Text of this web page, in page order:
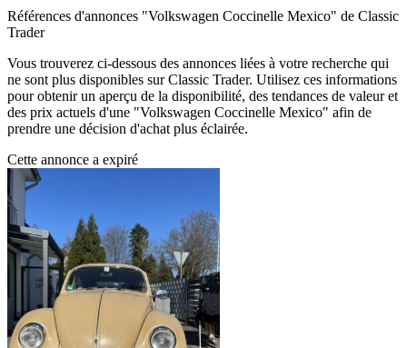
Références d'annonces "Volkswagen Coccinelle Mexico" de Classic
Trader
Vous trouverez ci-dessous des annonces liées à votre recherche qui
ne sont plus disponibles sur Classic Trader. Utilisez ces informations
pour obtenir un aperçu de la disponibilité, des tendances de valeur et
des prix actuels d'une "Volkswagen Coccinelle Mexico" afin de
prendre une décision d'achat plus éclairée.
Cette annonce a expiré